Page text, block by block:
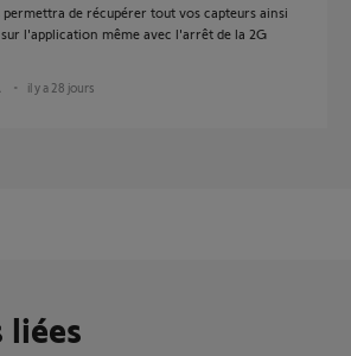
permettra de récupérer tout vos capteurs ainsi
sur l'application même avec l'arrêt de la 2G
il y a 28 jours
liées